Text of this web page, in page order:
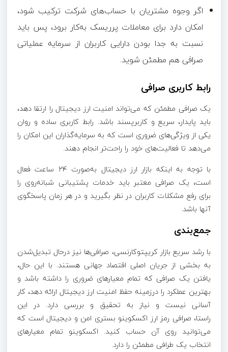
اگر وجوه مشتریان با حساب‌های شرکت ترکیب شود،
امکان دارد برای معاملات پرریسک به‌کار برود، پس باید
نسبت به جدا بودن دارایی کاربران از سرمایه عملیاتی
صرافی هم مطمئن شوید.
رابط کاربری صرافی
یک صرافی مطمئن که می‌تواند امنیت ارز دیجیتال را ارتقا دهد،
باید پایدار، سریع و کاربرپسند باشد. رابط کاربری ساده و روان
یکی از ویژگی‌های ضروری است که به سرمایه‌گذاران این امکان را
می‌دهد تا فعالیت‌های خود را راحت‌تر انجام دهند.
با توجه به اینکه بازار ارز دیجیتال به‌صورت ۲۴ ساعت فعال
است، یک صرافی معتبر باید خدمات پشتیبانی شبانه‌روی را
برای رفع مشکلات کاربران در نظر بگیرید و در هر زمان پاسخگوی
آنها باشد.
جمع‌بندی
با رشد سریع بازار کریپتوکارنسی، صرافی‌ها نیز درحال تبدیل‌شدن
به بخشی از جریان اصلی اقتصاد جهانی هستند. با این حال،
یافتن یک صرافی که تمام معیارهای ضروری را داشته باشد و
بهترین عملکرد را درزمینه حفظ امنیت ارز دیجیتال ارائه دهد، کار
آسانی نیست و نیاز به تحقیق و بررسی دارد. در این
راستا، صرافی رمز ارز اکسکوینو بستری امن و دیجیتال است که
می‌توانید روی آن حساب کنید. اکسکوینو تمام معیارهای
انتخاب یک طرافی مطمئن را دارد.